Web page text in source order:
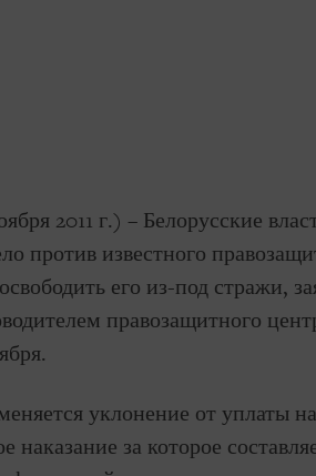
2011 г.) – Белорусские
против известного
его из-под стражи,
правозащитного
уклонение от уплаты
наказание за которое